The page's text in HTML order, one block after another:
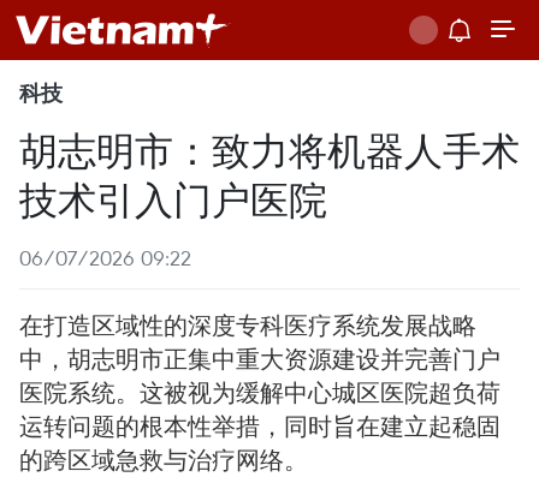
科技
胡志明市：致力将机器人手术
技术引入门户医院
06/07/2026 09:22
在打造区域性的深度专科医疗系统发展战略
中，胡志明市正集中重大资源建设并完善门户
医院系统。这被视为缓解中心城区医院超负荷
运转问题的根本性举措，同时旨在建立起稳固
的跨区域急救与治疗网络。